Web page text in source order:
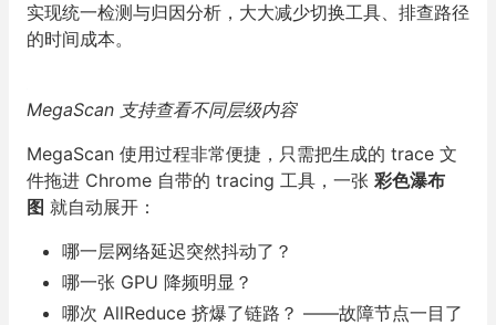
实现统一检测与归因分析，大大减少切换工具、排查路径
的时间成本。
MegaScan 支持查看不同层级内容
MegaScan 使用过程非常便捷，只需把生成的 trace 文
件拖进 Chrome 自带的 tracing 工具，一张 彩色瀑布
图 就自动展开：
哪一层网络延迟突然抖动了？
哪一张 GPU 降频明显？
哪次 AllReduce 挤爆了链路？ ——故障节点一目了